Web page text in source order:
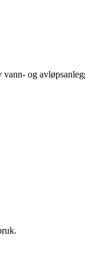
vann- og